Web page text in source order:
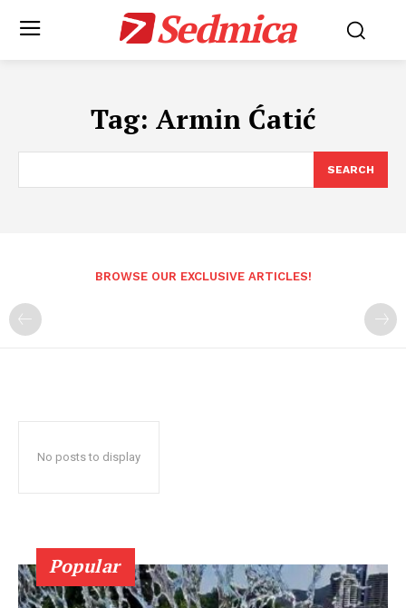
Sedmica
Tag: Armin Ćatić
SEARCH
BROWSE OUR EXCLUSIVE ARTICLES!
No posts to display
Popular